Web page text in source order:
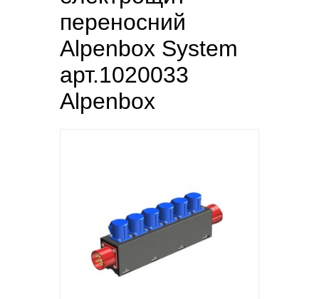
переносний
Alpenbox System
арт.1020033
Alpenbox